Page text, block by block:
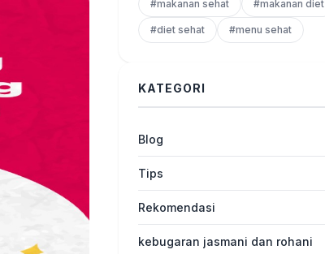
#makanan sehat #makanan diet
#diet sehat #menu sehat
KATEGORI
Blog
Tips
Rekomendasi
kebugaran jasmani dan rohani